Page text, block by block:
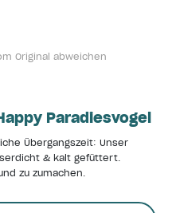
Original abweichen
Paradiesvogel
Übergangszeit: Unser
& kalt gefüttert.
zu zumachen.